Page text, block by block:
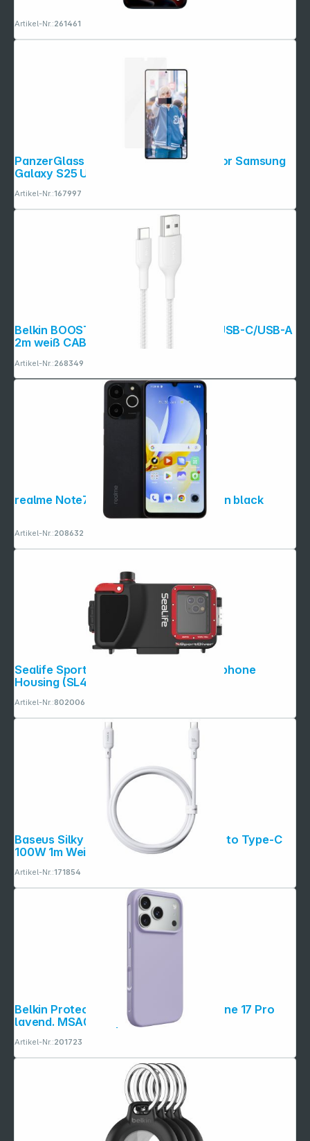
Artikel-Nr.:261461
PanzerGlass Ceramic Screen Protector Samsung
Galaxy S25 Ult
Artikel-Nr.:167997
Belkin BOOSTCHARGE geflocht.Kab. USB-C/USB-A
2m weiß CAB022hq2MWH
Artikel-Nr.:268349
realme Note70T (4GB+128GB) obsidian black
Artikel-Nr.:208632
Sealife SportDiver Underwater Smartphone
Housing (SL400-U)
Artikel-Nr.:802006
Baseus Silky Series Ladekabel Type-C to Type-C
100W 1m Weiß
Artikel-Nr.:171854
Belkin Protect magn. Schutzhülle iPhone 17 Pro
lavend. MSA039hqLV
Artikel-Nr.:201723